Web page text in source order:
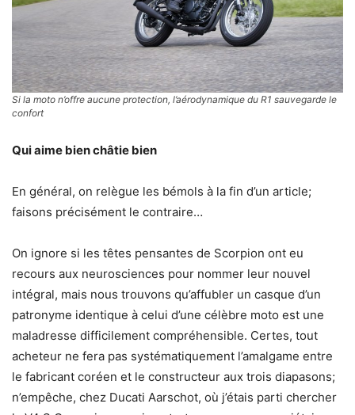
Si la moto n’offre aucune protection, l’aérodynamique du R1 sauvegarde le
confort
Qui aime bien châtie bien
En général, on relègue les bémols à la fin d’un article;
faisons précisément le contraire…
On ignore si les têtes pensantes de Scorpion ont eu
recours aux neurosciences pour nommer leur nouvel
intégral, mais nous trouvons qu’affubler un casque d’un
patronyme identique à celui d’une célèbre moto est une
maladresse difficilement compréhensible. Certes, tout
acheteur ne fera pas systématiquement l’amalgame entre
le fabricant coréen et le constructeur aux trois diapasons;
n’empêche, chez Ducati Aarschot, où j’étais parti chercher